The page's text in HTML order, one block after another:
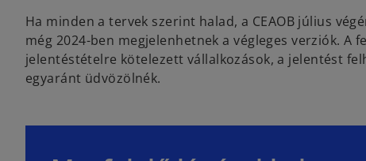
Ha minden a tervek szerint halad, a CEAOB július
még 2024-ben megjelenhetnek a végleges verziók.
jelentéstételre kötelezett vállalkozások, a jelentést
egyaránt üdvözölnék.